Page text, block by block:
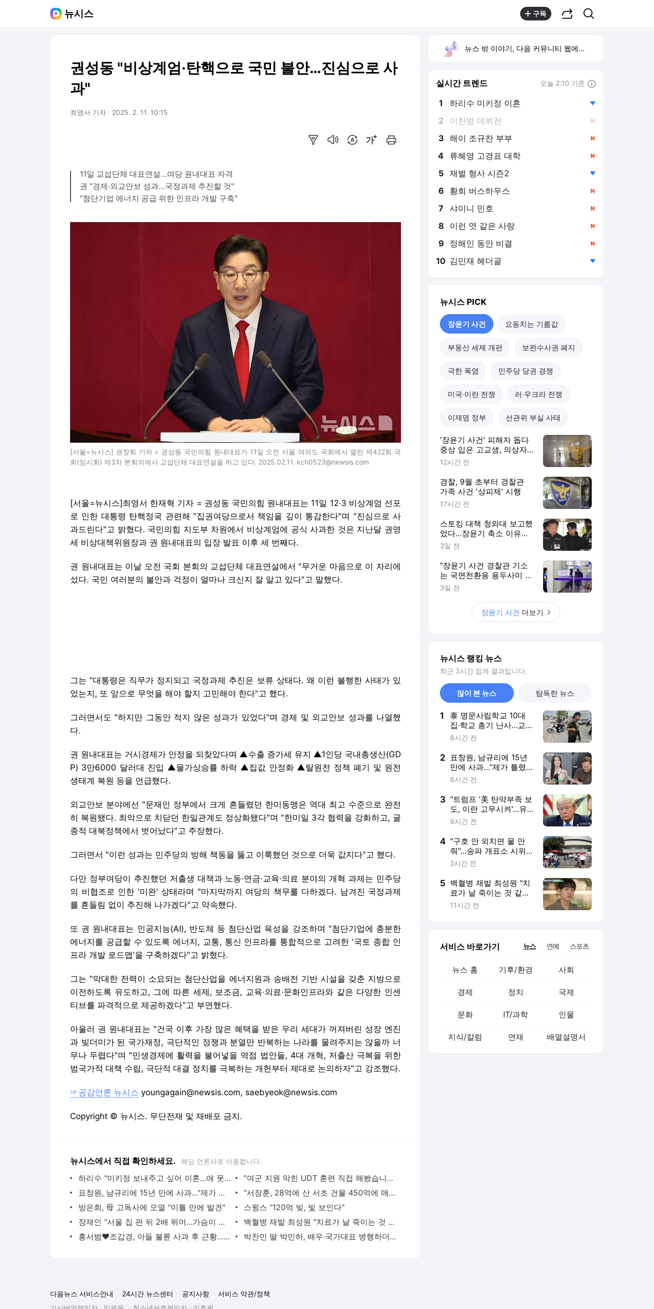
뉴시스 구독
권성동 "비상계엄·탄핵으로 국민 불안…진심으로 사
과"
최영서 기자 2025. 2. 11. 10:15
11일 교섭단체 대표연설…여당 원내대표 자격
권 "경제·외교안보 성과…국정과제 추진할 것"
"첨단기업 에너지 공급 위한 인프라 개발 구축"
[서울=뉴시스] 권창회 기자 = 권성동 국민의힘 원내대표가 11일 오전 서울 여의도 국회에서 열린 제422회 국
회(임시회) 제3차 본회의에서 교섭단체 대표연설을 하고 있다. 2025.02.11. kch0523@newsis.com
[서울=뉴시스]최영서 한재혁 기자 = 권성동 국민의힘 원내대표는 11일 12·3 비상계엄 선포
로 인한 대통령 탄핵정국 관련해 "집권여당으로서 책임을 깊이 통감한다"며 "진심으로 사
과드린다"고 밝혔다. 국민의힘 지도부 차원에서 비상계엄에 공식 사과한 것은 지난달 권영
세 비상대책위원장과 권 원내대표의 입장 발표 이후 세 번째다.
권 원내대표는 이날 오전 국회 본회의 교섭단체 대표연설에서 "무거운 마음으로 이 자리에
섰다. 국민 여러분의 불안과 걱정이 얼마나 크신지 잘 알고 있다"고 말했다.
권 원내대표는 거시경제가 안정을 되찾았다며 ▲수출 증가세 유지 ▲1인당 국내총생산(GD
P) 3만6000 달러대 진입 ▲물가상승률 하락 ▲집값 안정화 ▲탈원전 정책 폐기 및 원전
외교안보 분야에선 "문재인 정부에서 크게 흔들렸던 한미동맹은 역대 최고 수준으로 완전
종적 대북정책에서 벗어났다"고 주장했다.
그러면서 "이런 성과는 민주당의 방해 책동을 뚫고 이룩했던 것으로 더욱 값지다"고 했다.
다만 정부여당이 추진했던 저출생 대책과 노동·연금·교육·의료 분야의 개혁 과제는 민주당
의 비협조로 인한 '미완' 상태라며 "마지막까지 여당의 책무를 다하겠다. 남겨진 국정과제
를 흔들림 없이 추진해 나가겠다"고 약속했다.
또 권 원내대표는 인공지능(AI), 반도체 등 첨단산업 육성을 강조하며 "첨단기업에 충분한
프라 개발 로드맵'을 구축하겠다"고 밝혔다.
그는 "막대한 전력이 소요되는 첨단산업을 에너지원과 송배전 기반 시설을 갖춘 지방으로
티브를 파격적으로 제공하겠다"고 부연했다.
아울러 권 원내대표는 "건국 이후 가장 많은 혜택을 받은 우리 세대가 꺼져버린 성장 엔진
무나 두렵다"며 "민생경제에 활력을 불어넣을 역점 법안들, 4대 개혁, 저출산 극복을 위한
범국가적 대책 수립, 극단적 대결 정치를 극복하는 개헌부터 제대로 논의하자"고 강조했다.
Copyright © 뉴시스. 무단전재 및 재배포 금지.
표창원, 남규리에 15년 만에 사과…"제가 틀렸습니다"
홍서범♥조갑경, 아들 불륜 사과 후 근황…밝은 미소
뉴스 밖 이야기, 다음 커뮤니티 웹에서 보기
실시간 트렌드 오늘 2:10 기준
1 하리수 미키정 이혼
2 이한범 데뷔전
3 해이 조규찬 부부
4 류혜영 고경표 대학
5 재벌 형사 시즌2
6 황희 버스하우스
7 샤이니 민호
8 이런 엿 같은 사랑
9 정해인 동안 비결
10 김민재 헤더골
뉴시스 PICK
장윤기 사건 요동치는 기름값
부동산 세제 개편 보완수사권 폐지
극한 폭염 민주당 당권 경쟁
미국·이란 전쟁 러·우크라 전쟁
이재명 정부 선관위 부실 사태
'장윤기 사건' 피해자 돕다
중상 입은 고교생, 의상자
인정
12시간 전
경찰, 9월 초부터 경찰관
가족 사건 '상피제' 시행
17시간 전
스토킹 대책 청와대 보고했
었다…장윤기 축소 이유였
나?
3일 전
"장윤기 사건 경찰관 기소
는 국면전환용 용두사미 수
사"
3일 전
장윤기 사건 더보기
뉴시스 랭킹 뉴스
최근 3시간 집계 결과입니다.
많이 본 뉴스 탐독한 뉴스
1
泰 명문사립학교 10대
집·학교 총기 난사…교사
·학생 등 9명 사망(종합
8시간 전
2 표창원, 남규리에 15년
만에 사과…"제가 틀렸
습니다"
6시간 전
3 "트럼프 '美 탄약부족 보
도, 이란 고무시켜'…유
출자 색출 지시"
9시간 전
4 "구호 안 외치면 물 안
줘"…송파 개표소 시위,
폭염에 동력 뚝[현장]
2시간 전
5 백혈병 재발 최성원 "치
료가 날 죽이는 것 같았
다" 눈물
11시간 전
서비스 바로가기 뉴스 연예 스포츠
뉴스 홈 기후/환경 사회
경제 정치 국제
문화 IT/과학 인물
지식/칼럼 연재 배열설명서